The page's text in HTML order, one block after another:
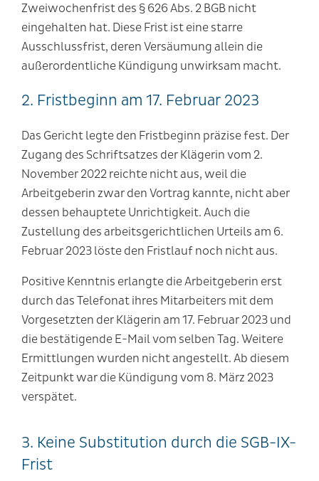
Zweiwochenfrist des § 626 Abs. 2 BGB nicht
eingehalten hat. Diese Frist ist eine starre
Ausschlussfrist, deren Versäumung allein die
außerordentliche Kündigung unwirksam macht.
2. Fristbeginn am 17. Februar 2023
Das Gericht legte den Fristbeginn präzise fest. Der
Zugang des Schriftsatzes der Klägerin vom 2.
November 2022 reichte nicht aus, weil die
Arbeitgeberin zwar den Vortrag kannte, nicht aber
dessen behauptete Unrichtigkeit. Auch die
Zustellung des arbeitsgerichtlichen Urteils am 6.
Februar 2023 löste den Fristlauf noch nicht aus.
Positive Kenntnis erlangte die Arbeitgeberin erst
durch das Telefonat ihres Mitarbeiters mit dem
Vorgesetzten der Klägerin am 17. Februar 2023 und
die bestätigende E-Mail vom selben Tag. Weitere
Ermittlungen wurden nicht angestellt. Ab diesem
Zeitpunkt war die Kündigung vom 8. März 2023
verspätet.
3. Keine Substitution durch die SGB-IX-
Frist